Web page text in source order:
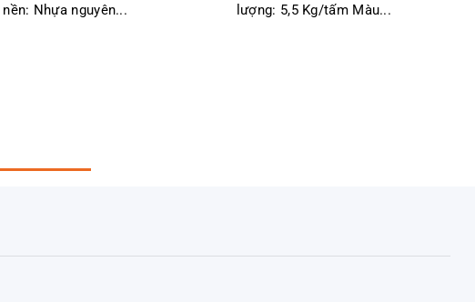
Nhựa nguyên...
lượng: 5,5 Kg/tấm Màu...